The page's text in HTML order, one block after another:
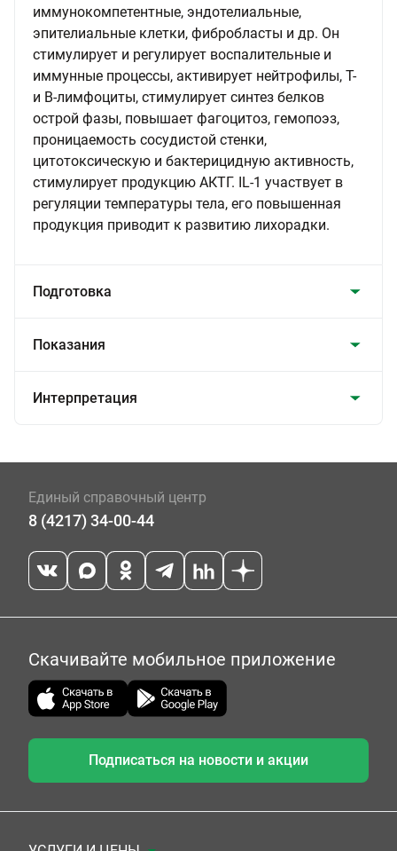
иммунокомпетентные, эндотелиальные,
эпителиальные клетки, фибробласты и др. Он
стимулирует и регулирует воспалительные и
иммунные процессы, активирует нейтрофилы, Т-
и В-лимфоциты, стимулирует синтез белков
острой фазы, повышает фагоцитоз, гемопоэз,
проницаемость сосудистой стенки,
цитотоксическую и бактерицидную активность,
стимулирует продукцию АКТГ. IL-1 участвует в
регуляции температуры тела, его повышенная
продукция приводит к развитию лихорадки.
Подготовка
Показания
Интерпретация
Единый справочный центр
8 (4217) 34-00-44
Скачивайте мобильное приложение
Подписаться на новости и акции